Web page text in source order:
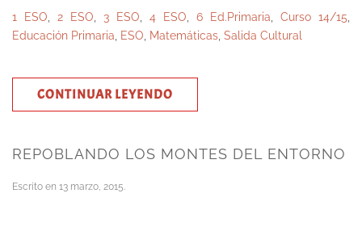
1 ESO 2 ESO 3 ESO 4 ESO 6 Ed.Primaria Curso 14/15
Educación Primaria
ESO Matemáticas Salida Cultural
CONTINUAR LEYENDO
REPOBLANDO LOS MONTES DEL ENTORNO
Escrito en 13 marzo, 2015